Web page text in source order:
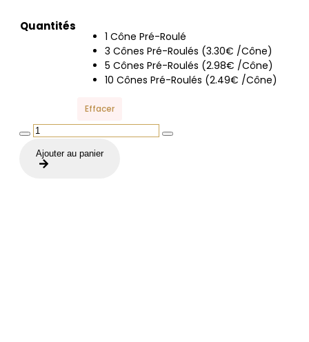
Quantités
1 Cône Pré-Roulé
3 Cônes Pré-Roulés (3.30€ /Cône)
5 Cônes Pré-Roulés (2.98€ /Cône)
10 Cônes Pré-Roulés (2.49€ /Cône)
Effacer
quantité
Pré-
Ajouter au panier